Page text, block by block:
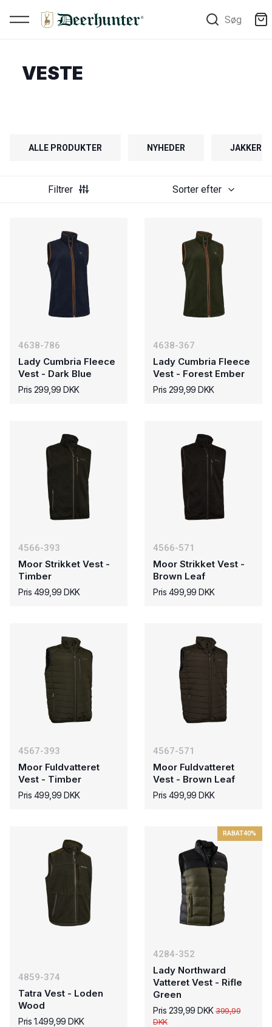
Søg
VESTE
ALLE PRODUKTER NYHEDER JAKKER
Filtrer Sorter efter
4638-786
Lady Cumbria Fleece
Vest - Dark Blue
Pris 299,99 DKK
4638-367
Lady Cumbria Fleece
Vest - Forest Ember
Pris 299,99 DKK
4566-393
Moor Strikket Vest -
Timber
Pris 499,99 DKK
4566-571
Moor Strikket Vest -
Brown Leaf
Pris 499,99 DKK
4567-393
Moor Fuldvatteret
Vest - Timber
Pris 499,99 DKK
4567-571
Moor Fuldvatteret
Vest - Brown Leaf
Pris 499,99 DKK
4859-374
Tatra Vest - Loden
Wood
Pris 1.499,99 DKK
RABAT40%
4284-352
Lady Northward
Vatteret Vest - Rifle
Green
Pris 239,99 DKK399,99
DKK